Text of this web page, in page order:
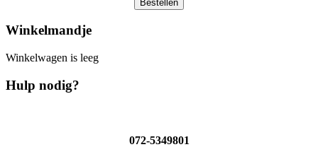
Winkelmandje
Winkelwagen is leeg
Hulp nodig?
072-5349801